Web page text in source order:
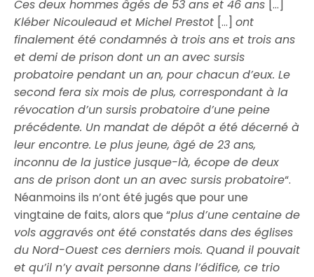
Ces deux hommes âgés de 53 ans et 46 ans […]
Kléber Nicouleaud et Michel Prestot […] ont
finalement été condamnés à trois ans et trois ans
et demi de prison dont un an avec sursis
probatoire pendant un an, pour chacun d’eux. Le
second fera six mois de plus, correspondant à la
révocation d’un sursis probatoire d’une peine
précédente. Un mandat de dépôt a été décerné à
leur encontre. Le plus jeune, âgé de 23 ans,
inconnu de la justice jusque-là, écope de deux
ans de prison dont un an avec sursis probatoire“.
Néanmoins ils n’ont été jugés que pour une
vingtaine de faits, alors que “plus d’une centaine de
vols aggravés ont été constatés dans des églises
du Nord-Ouest ces derniers mois. Quand il pouvait
et qu’il n’y avait personne dans l’édifice, ce trio